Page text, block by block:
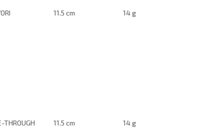
11.5 cm 14 g
THROUGH 11.5 cm 14 g